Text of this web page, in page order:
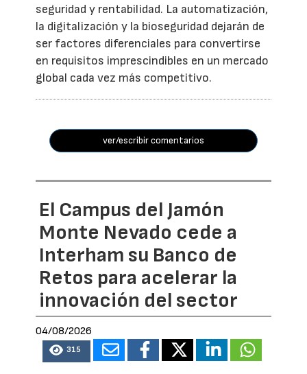
seguridad y rentabilidad. La automatización,
la digitalización y la bioseguridad dejarán de
ser factores diferenciales para convertirse
en requisitos imprescindibles en un mercado
global cada vez más competitivo.
ver/escribir comentarios
El Campus del Jamón
Monte Nevado cede a
Interham su Banco de
Retos para acelerar la
innovación del sector
04/08/2026
315